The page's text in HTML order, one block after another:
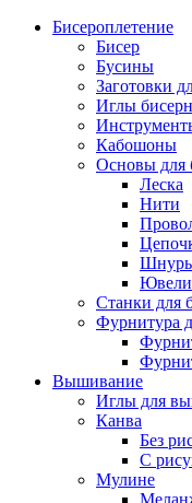
Бисероплетение
Бисер
Бусины
Заготовки
Иглы
Кабошоны
Основы для
Леска
Нити
Станки для
Фурнитура
Вышивание
Иглы для
Канва
Без
С
Мулине